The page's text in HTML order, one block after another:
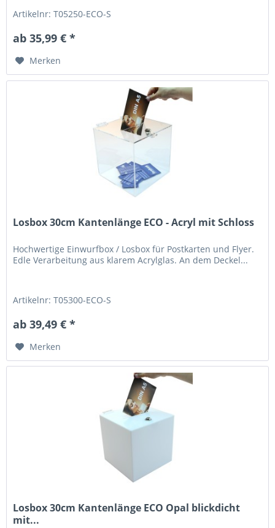
Artikelnr: T05250-ECO-S
ab 35,99 € *
Merken
Losbox 30cm Kantenlänge ECO - Acryl mit Schloss
Hochwertige Einwurfbox / Losbox für Postkarten und Flyer.
Edle Verarbeitung aus klarem Acrylglas. An dem Deckel...
Artikelnr: T05300-ECO-S
ab 39,49 € *
Merken
Losbox 30cm Kantenlänge ECO Opal blickdicht
mit...